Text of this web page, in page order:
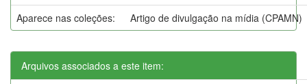
Aparece nas coleções:
Artigo de divulgação na mídia (CPAMN)
Arquivos associados a este item: